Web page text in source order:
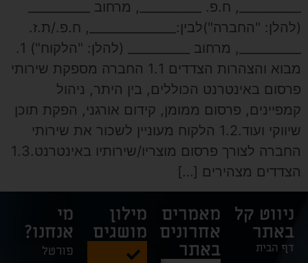
__________, ח.פ. __________, מרחוב __________
(להלן: "החברה")לבין:______________, ח.פ./ת.ז.
__________, מרחוב __________ (להלן: "הלקוח") 1.
מבוא והצהרות הצדדים 1.1 החברה מספקת שירותי
פרסום באינטרנט הכוללים, בין היתר, ניהול
קמפיינים, פרסום ממומן, קידום אורגני, הפקת תוכן
שיווקי ועוד.1.2 הלקוח מעוניין לשכור את שירותי
החברה לצורך פרסום מוצריו/שירותיו באינטרנט.1.3
הצדדים מצהירים […]
ניווט קל
באתר
דף הבית
מאמרים
אחרונים
באתר
מילון
מושגים
מי
אנחנו?
פורטל